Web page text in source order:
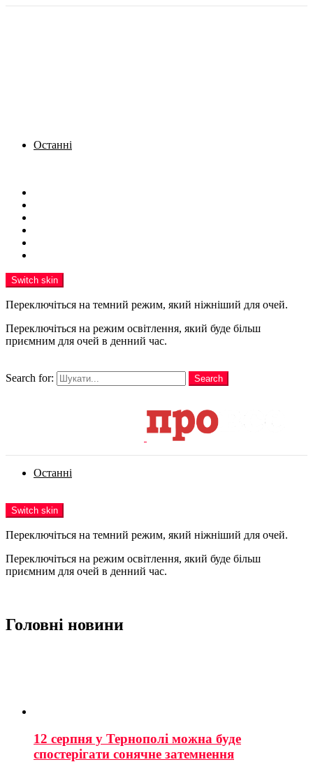
Останні
Switch skin
Переключіться на темний режим, який ніжніший для очей.
Переключіться на режим освітлення, який буде більш
приємним для очей в денний час.
Search for:
Search
Останні
Switch skin
Переключіться на темний режим, який ніжніший для очей.
Переключіться на режим освітлення, який буде більш
приємним для очей в денний час.
Головні новини
12 серпня у Тернополі можна буде
спостерігати сонячне затемнення